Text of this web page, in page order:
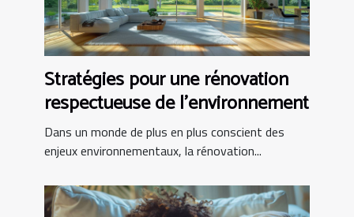
Stratégies pour une rénovation
respectueuse de l'environnement
Dans un monde de plus en plus conscient des
enjeux environnementaux, la rénovation...